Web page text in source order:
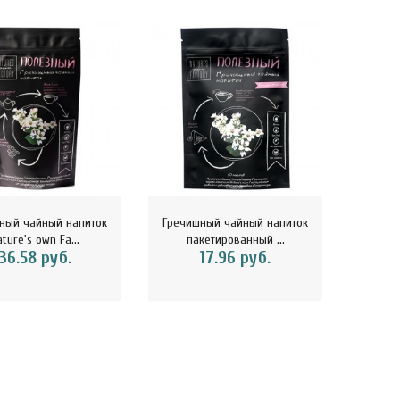
чайный напиток
own Fa...
36.58 руб.
Гречишный чайный напиток
пакетированный ...
17.96 руб.